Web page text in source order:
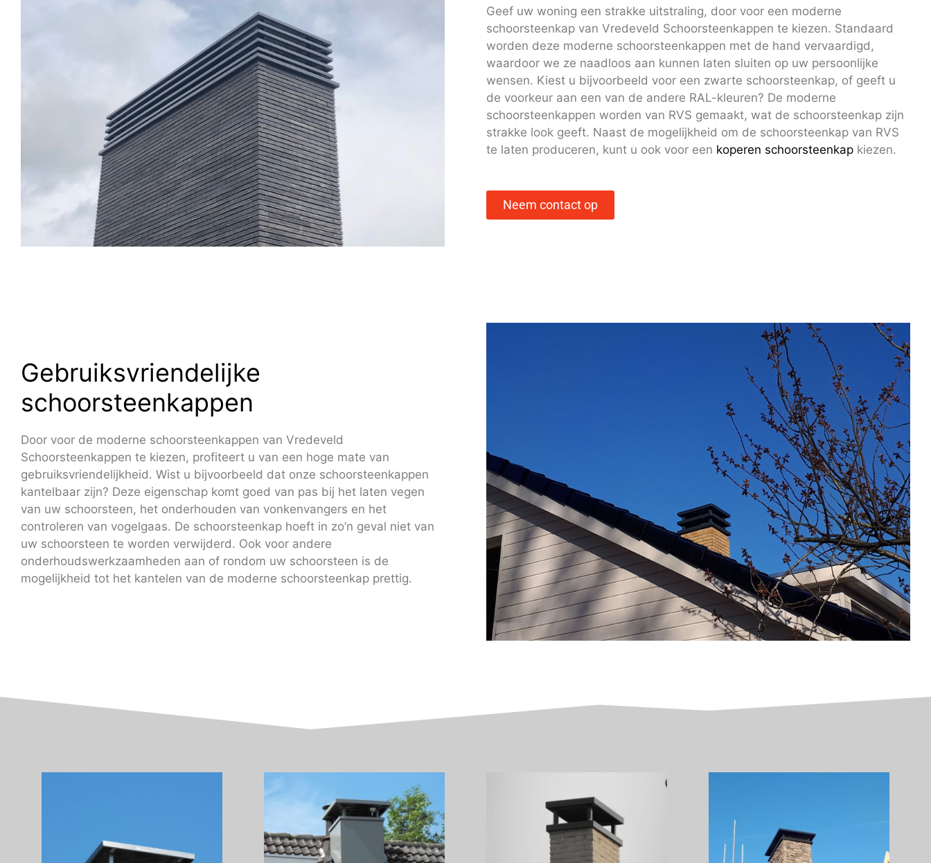
Geef uw woning een strakke uitstraling, door voor een moderne
schoorsteenkap van Vredeveld Schoorsteenkappen te kiezen. Standaard
worden deze moderne schoorsteenkappen met de hand vervaardigd,
waardoor we ze naadloos aan kunnen laten sluiten op uw persoonlijke
wensen. Kiest u bijvoorbeeld voor een zwarte schoorsteenkap, of geeft u
de voorkeur aan een van de andere RAL-kleuren? De moderne
schoorsteenkappen worden van RVS gemaakt, wat de schoorsteenkap zijn
strakke look geeft. Naast de mogelijkheid om de schoorsteenkap van RVS
te laten produceren, kunt u ook voor een koperen schoorsteenkap kiezen.
Neem contact op
Gebruiksvriendelijke
schoorsteenkappen
Door voor de moderne schoorsteenkappen van Vredeveld
Schoorsteenkappen te kiezen, profiteert u van een hoge mate van
gebruiksvriendelijkheid. Wist u bijvoorbeeld dat onze schoorsteenkappen
kantelbaar zijn? Deze eigenschap komt goed van pas bij het laten vegen
van uw schoorsteen, het onderhouden van vonkenvangers en het
controleren van vogelgaas. De schoorsteenkap hoeft in zo’n geval niet van
uw schoorsteen te worden verwijderd. Ook voor andere
onderhoudswerkzaamheden aan of rondom uw schoorsteen is de
mogelijkheid tot het kantelen van de moderne schoorsteenkap prettig.